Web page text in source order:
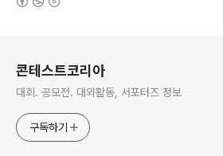
콘테스트코리아
대회. 공모전. 대외활동, 서포터즈 정보
구독하기